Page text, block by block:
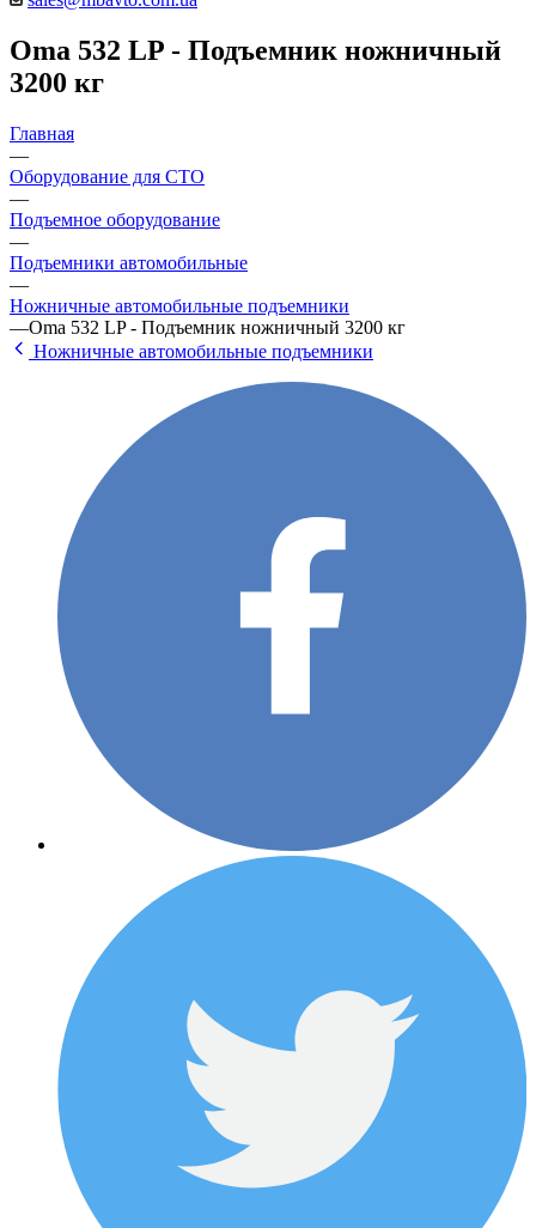
Oma 532 LP - Подъемник ножничный
3200 кг
Главная
—
Оборудование для СТО
—
Подъемное оборудование
—
Подъемники автомобильные
—
Ножничные автомобильные подъемники
—Oma 532 LP - Подъемник ножничный 3200 кг
Ножничные автомобильные подъемники